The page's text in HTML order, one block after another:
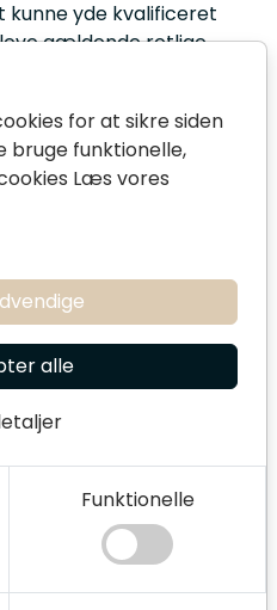
for at sikre siden
bruge funktionelle,
Læs vores
alle
Funktionelle
kunne yde kvalificeret
gældende retlige
og
sker på baggrund
artikel 6, stk. 1,
der er behandlet,
opbevares
nødvendigt for at
artikel 6, stk. 1,
som vi er
efter
regler,